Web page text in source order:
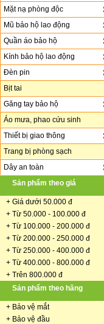
Mặt nạ phòng độc
Mũ bảo hộ lao động
Quần áo bảo hộ
Kính bảo hộ lao động
Đèn pin
Bịt tai
Găng tay bảo hộ
Áo mưa, phao cứu sinh
Thiết bị giao thông
Trang bị phòng sạch
Dây an toàn
Sản phẩm theo giá
+ Giá dưới 50.000 đ
+ Từ 50.000 - 100.000 đ
+ Từ 100.000 - 200.000 đ
+ Từ 200.000 - 250.000 đ
+ Từ 250.000 - 400.000 đ
+ Từ 400.000 - 800.000 đ
+ Trên 800.000 đ
Sản phẩm theo hãng
+ Bảo vệ mắt
+ Bảo vệ đầu